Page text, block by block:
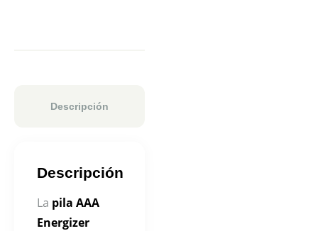
Descripción
Descripción
La pila AAA
Energizer